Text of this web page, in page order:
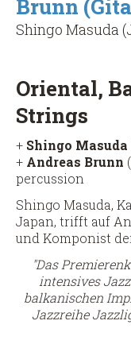
Brunn
Shingo Masuda
Oriental,
Strings
+ Shingo Masuda
+ Andreas Brunn
percussion
Shingo Masuda,
Japan, trifft auf
und Komponist
"Das
intensives
balkanischen
Jazzreihe